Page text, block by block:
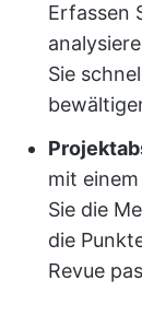
Erfassen
Sie
mit
Sie die
die
Revue